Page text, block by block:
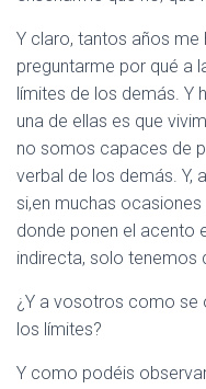
Y claro, tantos años
preguntarme por qué a
límites de los demás. Y
una de ellas es que
no somos capaces de
verbal de los demás. Y,
si,en muchas
donde ponen el acento
indirecta, solo tenemos
¿Y a vosotros como se
los límites?
Y como podéis